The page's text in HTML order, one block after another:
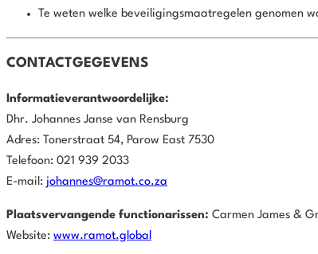
Te weten welke beveiligingsmaatregelen genomen
CONTACTGEGEVENS
Informatieverantwoordelijke:
Dhr. Johannes Janse van Rensburg
Adres: Tonerstraat 54, Parow East 7530
Telefoon: 021 939 2033
E-mail: johannes@ramot.co.za
Plaatsvervangende functionarissen: Carmen James &
Website: www.ramot.global